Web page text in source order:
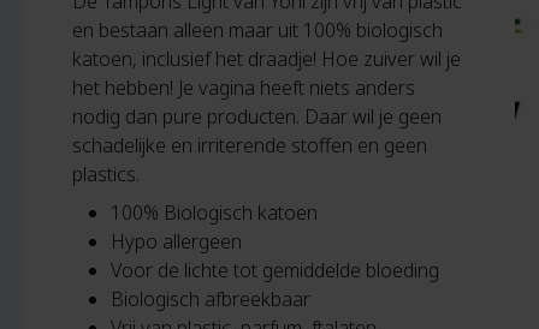
en bestaan alleen maar uit 100% biologisch
katoen, inclusief het draadje! Hoe zuiver wil je
het hebben! Je vagina heeft niets anders
nodig dan pure producten. Daar wil je geen
schadelijke en irriterende stoffen en geen
plastics.
100% Biologisch katoen
Hypo allergeen
Voor de lichte tot gemiddelde bloeding
Biologisch afbreekbaar